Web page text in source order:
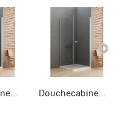
Douchecabine...